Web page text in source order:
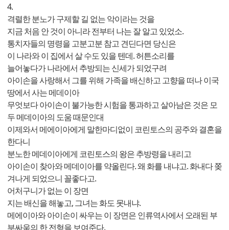
4.
격렬한 분노가 구제할 길 없는 악이라는 것을
지금 처음 안 것이 아니라 전부터 나는 잘 알고 있었소.
통치자들의 명령을 고분고분 참고 견딘다면 당신은
이 나라와 이 집에서 살 수도 있을 텐데. 허튼소리를
늘어놓다가 나라에서 추방되는 신세가 되었구려
아이손을 사랑해서 그를 위해 가족을 배신하고 고향을 떠나 이국
땅에서 사는 메데이아
무엇보다 아이손이 불가능한 시험을 통과하고 살아남은 것은 모
두 메데이아의 도움 때문인대
이제와서 메에이아에게 말한마디없이 코린토스의 공주와 결혼을
한다니
분노한 메데이아에게 코린토스의 왕은 추방령을 내리고
아이손이 찾아와 메데이아를 약올린다. 왜 화를 내냐고. 화내다 쫒
겨나게 되었으니 꼴좋다고.
어처구니가 없는 이 장면
지는 배신을 해놓고, 그녀는 화도 못내냐.
메에이아와 아이손이 싸우는 이 장면은 인류역사에서 오래된 부
부싸움의 한 전형을 보여준다.